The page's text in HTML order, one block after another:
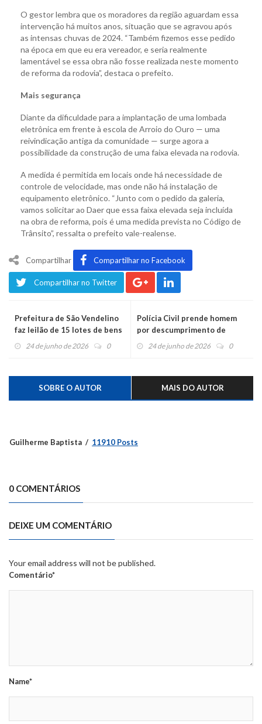
O gestor lembra que os moradores da região aguardam essa
intervenção há muitos anos, situação que se agravou após
as intensas chuvas de 2024. “Também fizemos esse pedido
na época em que eu era vereador, e seria realmente
lamentável se essa obra não fosse realizada neste momento
de reforma da rodovia”, destaca o prefeito.
Mais segurança
Diante da dificuldade para a implantação de uma lombada
eletrônica em frente à escola de Arroio do Ouro — uma
reivindicação antiga da comunidade — surge agora a
possibilidade da construção de uma faixa elevada na rodovia.
A medida é permitida em locais onde há necessidade de
controle de velocidade, mas onde não há instalação de
equipamento eletrônico. “Junto com o pedido da galeria,
vamos solicitar ao Daer que essa faixa elevada seja incluída
na obra de reforma, pois é uma medida prevista no Código de
Trânsito”, ressalta o prefeito vale-realense.
Compartilhar Compartilhar no Facebook
Compartilhar no Twitter
Prefeitura de São Vendelino
faz leilão de 15 lotes de bens
inservíveis
24 de junho de 2026 0
Polícia Civil prende homem
por descumprimento de
medida protetiva contra
24 de junho de 2026 0
SOBRE O AUTOR MAIS DO AUTOR
Guilherme Baptista 11910 Posts
0 COMENTÁRIOS
DEIXE UM COMENTÁRIO
Your email address will not be published.
Comentário*
Name*